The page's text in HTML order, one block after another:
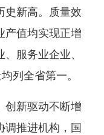
史新高。质量效
产值均实现正增
服务业企业、
列全省第一。
新驱动不断增
调推进机构，国